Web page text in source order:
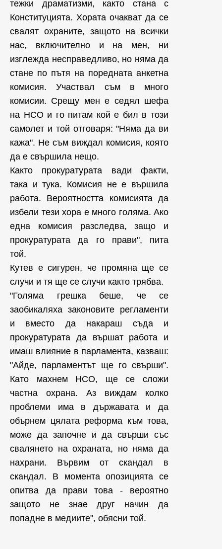
тежки драматизми, както стана с
Конституцията. Хората очакват да се
свалят охраните, защото на всички
нас, включително и на мен, ни
изглежда несправедливо, но няма да
стане по пътя на поредната анкетна
комисия. Участвал съм в много
комисии. Срещу мен е седял шефа
на НСО и го питам кой е бил в този
самолет и той отговаря: "Няма да ви
кажа". Не съм виждал комисия, която
да е свършила нещо.
Както прокуратурата вади факти,
така и тука. Комисия не е вършила
работа. Вероятността комисията да
избели тези хора е много голяма. Ако
една комисия разследва, защо и
прокуратурата да го прави", пита
той.
Кутев е сигурен, че промяна ще се
случи и тя ще се случи както трябва.
"Голяма грешка беше, че се
заобикаляха законовите регламенти
и вместо да накараш съда и
прокуратурата да вършат работа и
имаш влияние в парламента, казваш:
"Айде, парламентът ще го свърши".
Като махнем НСО, ще се сложи
частна охрана. Аз виждам колко
проблеми има в държавата и да
обърнем цялата реформа към това,
може да започне и да свърши със
свалянето на охраната, но няма да
нахрани. Вървим от скандал в
скандал. В момента опозицията се
опитва да прави това - вероятно
защото не знае друг начин да
попадне в медиите", обясни той.